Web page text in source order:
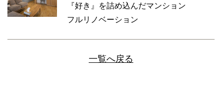
『好き』を詰め込んだマンション
フルリノベーション
一覧へ戻る